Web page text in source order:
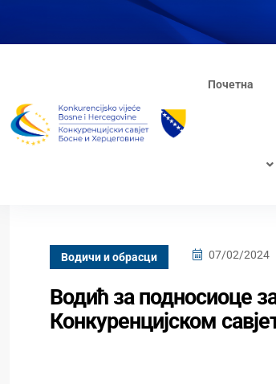
Почетна
Водичи и обрасци 07/02/2024
Водић за подносиоце
Конкуренцијском